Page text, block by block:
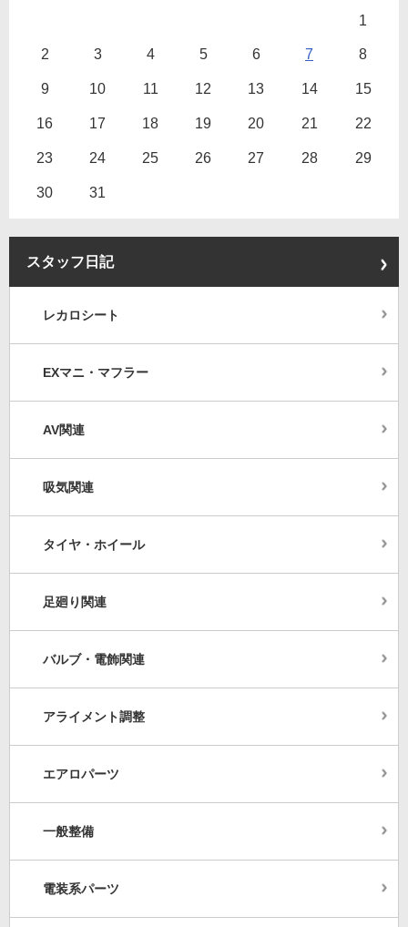
1
2 3 4 5 6 7 8
9 10 11 12 13 14 15
16 17 18 19 20 21 22
23 24 25 26 27 28 29
30 31
スタッフ日記
レカロシート
EXマニ・マフラー
AV関連
吸気関連
タイヤ・ホイール
足廻り関連
バルブ・電飾関連
アライメント調整
エアロパーツ
一般整備
電装系パーツ